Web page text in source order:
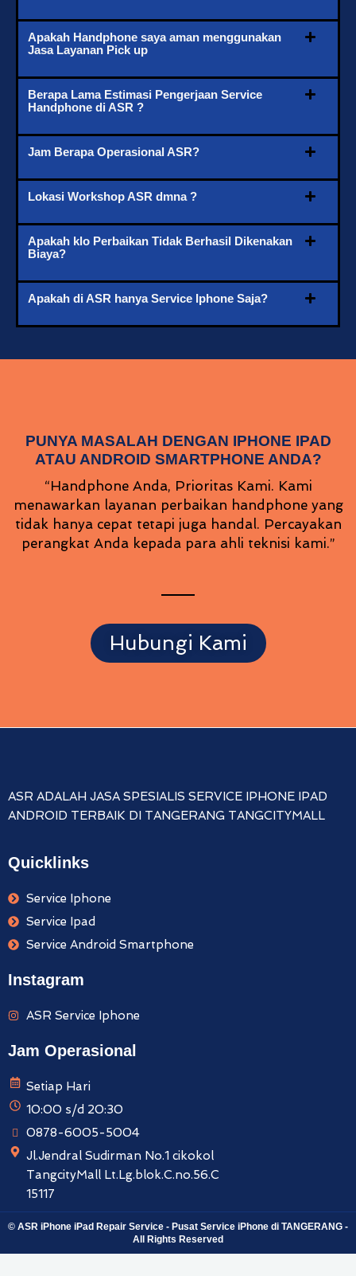
Apakah Handphone saya aman menggunakan
Jasa Layanan Pick up
Berapa Lama Estimasi Pengerjaan Service
Handphone di ASR ?
Jam Berapa Operasional ASR?
Lokasi Workshop ASR dmna ?
Apakah klo Perbaikan Tidak Berhasil Dikenakan
Biaya?
Apakah di ASR hanya Service Iphone Saja?
PUNYA MASALAH DENGAN IPHONE IPAD
ATAU ANDROID SMARTPHONE ANDA?
“Handphone Anda, Prioritas Kami. Kami
menawarkan layanan perbaikan handphone yang
tidak hanya cepat tetapi juga handal. Percayakan
perangkat Anda kepada para ahli teknisi kami.”
Hubungi Kami
ASR ADALAH JASA SPESIALIS SERVICE IPHONE IPAD
ANDROID TERBAIK DI TANGERANG TANGCITYMALL
Quicklinks
Service Iphone
Service Ipad
Service Android Smartphone
Instagram
ASR Service Iphone
Jam Operasional
Setiap Hari
10:00 s/d 20:30
0878-6005-5004
Jl.Jendral Sudirman No.1 cikokol
TangcityMall Lt.Lg.blok.C.no.56.C
15117
© ASR iPhone iPad Repair Service - Pusat Service iPhone di TANGERANG -
All Rights Reserved